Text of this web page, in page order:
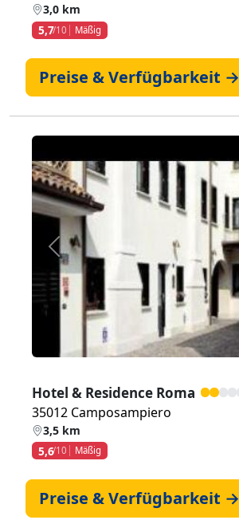
3,0 km
5,7/10 Mäßig
Preise & Verfügbarkeit →
Zurück
Hotel & Residence Roma
35012 Camposampiero
3,5 km
5,6/10 Mäßig
Preise & Verfügbarkeit →